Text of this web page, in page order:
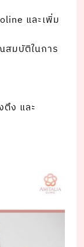
และเพิ่ม
สมบัติในการ
ตึง และ